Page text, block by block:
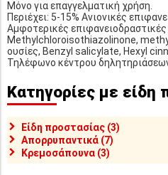
Μόνο για επαγγελματική χρήση.
Περιέχει: 5-15% Ανιονικές
Αμφοτερικές επιφανειοδραστικές
Methylchloroisothiazolinone,
ουσίες, Benzyl salicylate, Hexyl
Τηλέφωνο κέντρου
Κατηγορίες με είδη
Είδη προστασίας (3)
Απορρυπαντικά (7)
Κρεμοσάπουνα (3)